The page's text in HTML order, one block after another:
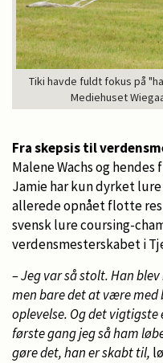
Tiki havde fuldt fokus på
Mediehuset
Fra skepsis til
Malene Wachs og
Jamie har kun dyrket
allerede opnået flotte
svensk lure coursing-
verdensmesterskabet i
– Jeg var så stolt. Han
men bare det at være med
oplevelse. Og det
første gang jeg så ham
gøre det, han er skabt til,